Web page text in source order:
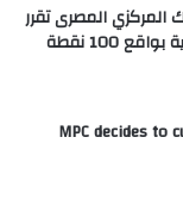
المركزي المصرى تقرر
خفض أسعار العائد الأساسية بواقع 100 نقطة
MPC decides to